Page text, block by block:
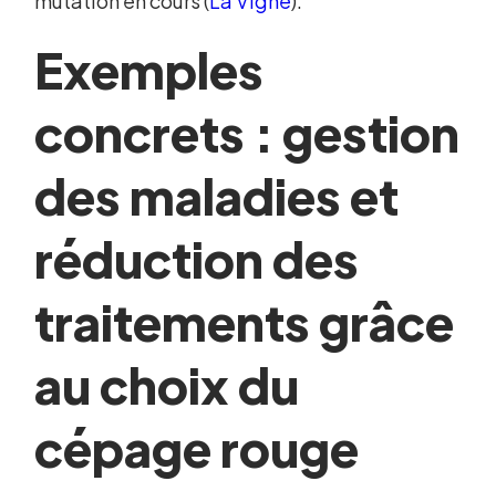
Exemples
concrets : gestion
des maladies et
réduction des
traitements grâce
au choix du
cépage rouge